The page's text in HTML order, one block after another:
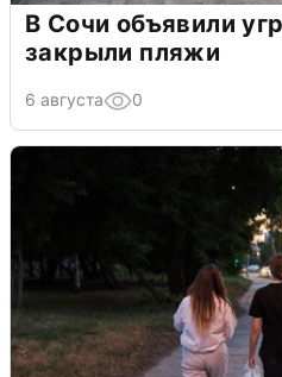
В Сочи объявили
закрыли пляжи
6 августа 0